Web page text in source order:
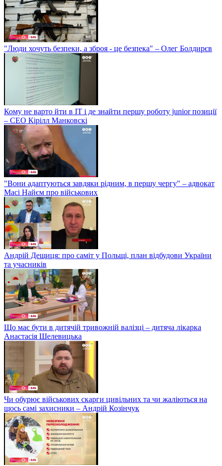
"Люди хочуть безпеки, а зброя - це безпека" – Олег Болдирєв
Кому не варто йти в IT і де знайти першу роботу junior позиції
– СЕО Кірілл Манковскі
"Вони адаптуються завдяки рідним, в першу чергу" – адвокат
Масі Найєм про військових
Андрій Дещиця: про саміт у Польщі, план відбудови України
та учасників
Що має бути в дитячій тривожній валізці – дитяча лікарка
Анастасія Шелевицька
Чи обурює військових скарги цивільних та чи жаліються на
щось самі захисники – Андрій Козінчук